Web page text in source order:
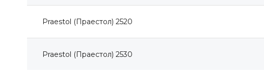
Praestol (Праестол) 2520
Praestol (Праестол) 2530